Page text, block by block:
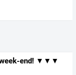
end! ▼▼▼